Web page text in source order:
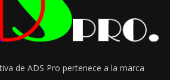
de ADS Pro pertenece a la marca